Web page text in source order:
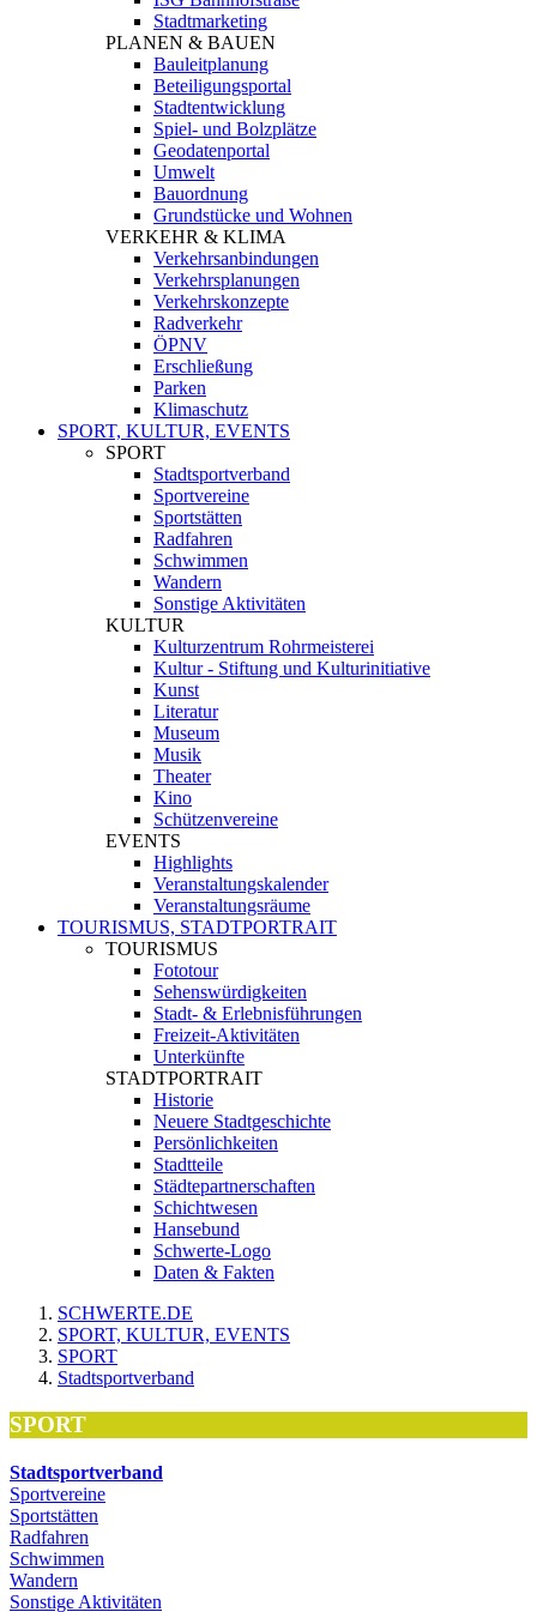
Stadtmarketing
PLANEN & BAUEN
Bauleitplanung
Beteiligungsportal
Stadtentwicklung
Spiel- und Bolzplätze
Geodatenportal
Umwelt
Bauordnung
Grundstücke und Wohnen
VERKEHR & KLIMA
Verkehrsanbindungen
Verkehrsplanungen
Verkehrskonzepte
Radverkehr
ÖPNV
Erschließung
Parken
Klimaschutz
SPORT, KULTUR, EVENTS
SPORT
Stadtsportverband
Sportvereine
Sportstätten
Radfahren
Schwimmen
Wandern
Sonstige Aktivitäten
KULTUR
Kulturzentrum Rohrmeisterei
Kultur - Stiftung und Kulturinitiative
Kunst
Literatur
Museum
Musik
Theater
Kino
Schützenvereine
EVENTS
Highlights
Veranstaltungskalender
Veranstaltungsräume
TOURISMUS, STADTPORTRAIT
TOURISMUS
Fototour
Sehenswürdigkeiten
Stadt- & Erlebnisführungen
Freizeit-Aktivitäten
Unterkünfte
STADTPORTRAIT
Historie
Neuere Stadtgeschichte
Persönlichkeiten
Stadtteile
Städtepartnerschaften
Schichtwesen
Hansebund
Schwerte-Logo
Daten & Fakten
SCHWERTE.DE
SPORT, KULTUR, EVENTS
SPORT
Stadtsportverband
SPORT
Stadtsportverband
Sportvereine
Sportstätten
Radfahren
Schwimmen
Wandern
Sonstige Aktivitäten